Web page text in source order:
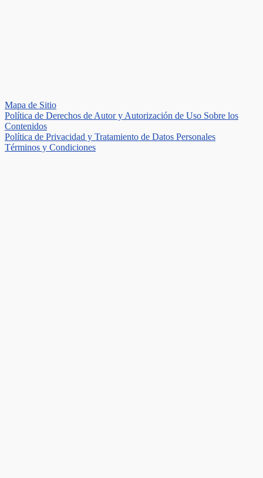
Mapa de Sitio
Política de Derechos de Autor y Autorización de Uso Sobre los
Contenidos
Política de Privacidad y Tratamiento de Datos Personales
Términos y Condiciones